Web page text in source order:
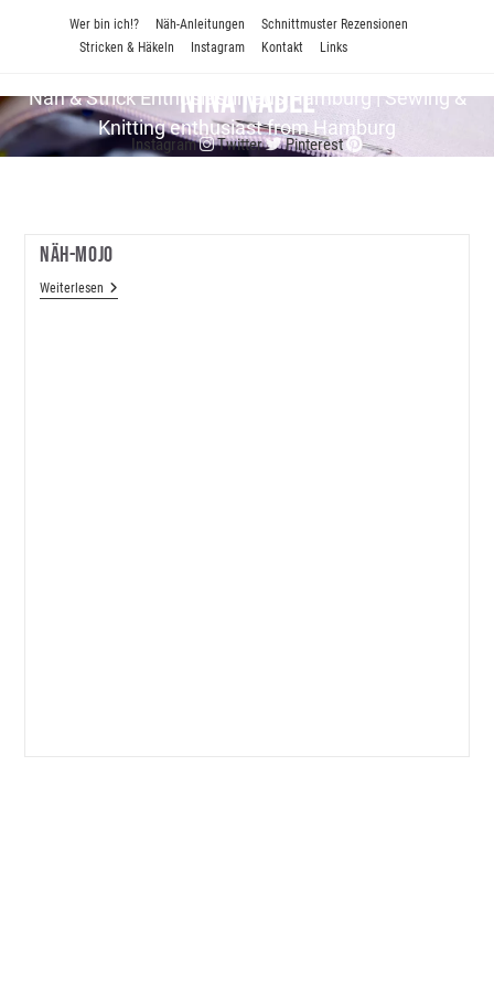
Wer bin ich!? Näh-Anleitungen
Schnittmuster Rezensionen
Stricken & Häkeln
Instagram Kontakt Links
Nina Nadel
Näh & Strick En­thu­si­as­tin aus Hamburg | Sewing &
Knitting enthusiast from Hamburg
Instagram Twitter Pinterest
Näh-Mojo
WeiterlesenNäh-